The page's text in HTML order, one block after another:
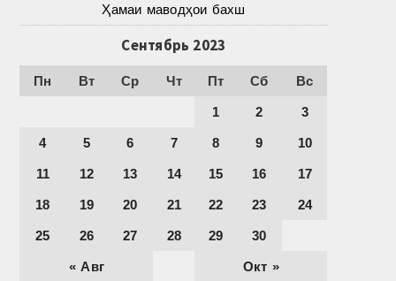
Ҳамаи маводҳои бахш
Сентябрь 2023
Пн Вт Ср Чт Пт Сб Вс
« Авг Окт »
1 2 3
4 5 6 7 8 9 10
11 12 13 14 15 16 17
18 19 20 21 22 23 24
25 26 27 28 29 30